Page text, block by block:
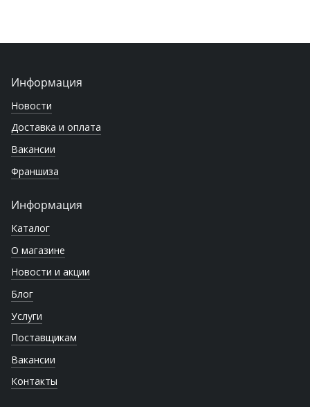
Информация
Новости
Доставка и оплата
Вакансии
Франшиза
Информация
Каталог
О магазине
Новости и акции
Блог
Услуги
Поставщикам
Вакансии
Контакты